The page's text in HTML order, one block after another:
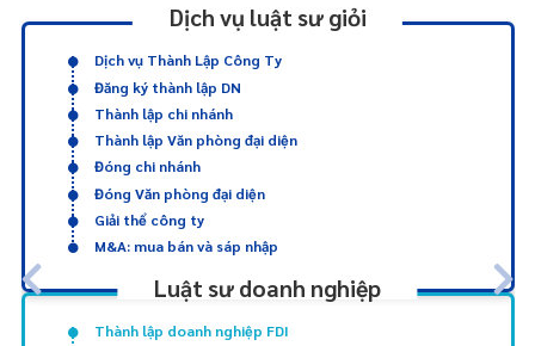
Dịch vụ luật sư giỏi
Dịch vụ Thành Lập Công Ty
Đăng ký thành lập DN
Thành lập chi nhánh
Thành lập Văn phòng đại diện
Đóng chi nhánh
Đóng Văn phòng đại diện
Giải thể công ty
M&A: mua bán và sáp nhập
Luật sư doanh nghiệp
Thành lập doanh nghiệp FDI